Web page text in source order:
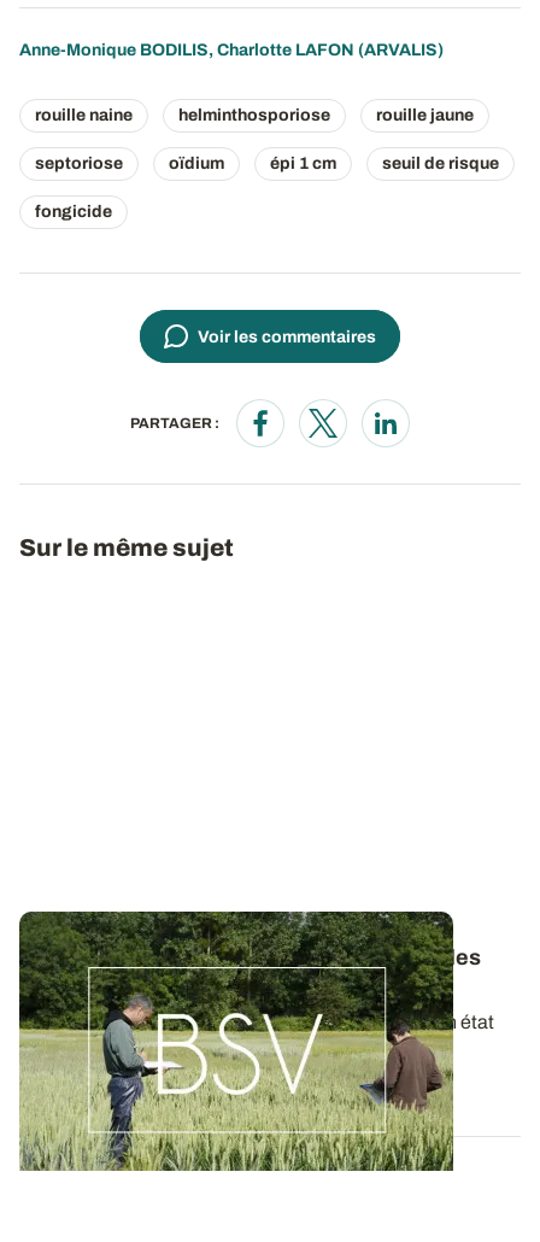
Anne-Monique BODILIS, Charlotte LAFON (ARVALIS)
rouille naine helminthosporiose rouille jaune
septoriose oïdium épi 1 cm seuil de risque
fongicide
Voir les commentaires
PARTAGER :
Opens in a new window
Opens in a new window
Opens in a new
Sur le même sujet
Bulletins de Santé du Végétal - Consultez les
derniers BSV de votre région
Ces bulletins, publiés chaque semaine, dressent un état
des lieux exhaustif des cultures...
19 MAI 2026